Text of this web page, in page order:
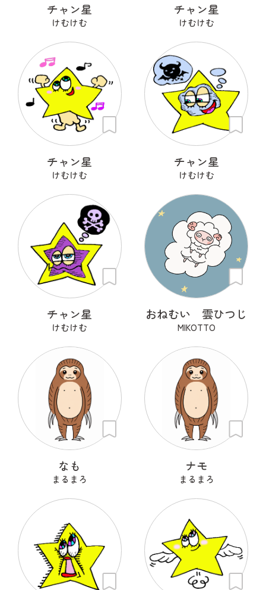
チャン星
けむけむ
チャン星
けむけむ
チャン星
けむけむ
チャン星
けむけむ
チャン星
けむけむ
おねむい 雲ひつじ
MIKOTTO
なも
まるまろ
ナモ
まるまろ